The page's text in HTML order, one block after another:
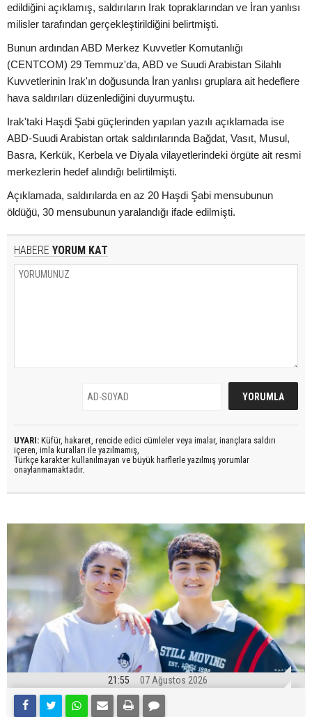
edildiğini açıklamış, saldırıların Irak topraklarından ve İran yanlısı
milisler tarafından gerçekleştirildiğini belirtmişti.
Bunun ardından ABD Merkez Kuvvetler Komutanlığı
(CENTCOM) 29 Temmuz'da, ABD ve Suudi Arabistan Silahlı
Kuvvetlerinin Irak'ın doğusunda İran yanlısı gruplara ait hedeflere
hava saldırıları düzenlediğini duyurmuştu.
Irak'taki Haşdi Şabi güçlerinden yapılan yazılı açıklamada ise
ABD-Suudi Arabistan ortak saldırılarında Bağdat, Vasıt, Musul,
Basra, Kerkük, Kerbela ve Diyala vilayetlerindeki örgüte ait resmi
merkezlerin hedef alındığı belirtilmişti.
Açıklamada, saldırılarda en az 20 Haşdi Şabi mensubunun
öldüğü, 30 mensubunun yaralandığı ifade edilmişti.
HABERE YORUM KAT
UYARI: Küfür, hakaret, rencide edici cümleler veya imalar, inançlara saldırı
içeren, imla kuralları ile yazılmamış,
Türkçe karakter kullanılmayan ve büyük harflerle yazılmış yorumlar
onaylanmamaktadır.
21:55 07 Ağustos 2026